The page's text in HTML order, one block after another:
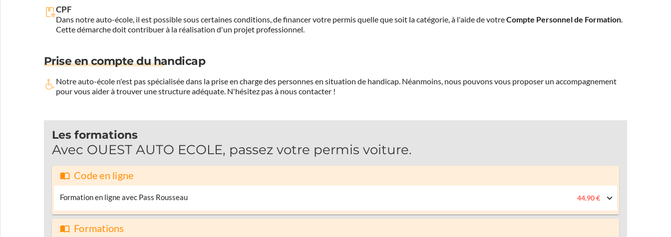
CPF
Dans notre auto-école, il est possible sous certaines conditions, de financer votre permis quelle que soit la catégorie, à l'aide de votreCompte Personnel de Formation.
Cette démarche doit contribuer à la réalisation d'un projet professionnel.
Prise en compte du handicap
Notre auto-école n'est pas spécialisée dans la prise en charge des personnes en situation de handicap. Néanmoins, nous pouvons vous proposer un accompagnement
pour vous aider à trouver une structure adéquate. N'hésitez pas à nous contacter !
Les formations
Avec OUEST AUTO ECOLE, passez votre permis voiture.
Code en ligne
Formation en ligne avec Pass Rousseau 44.90 €
Formations